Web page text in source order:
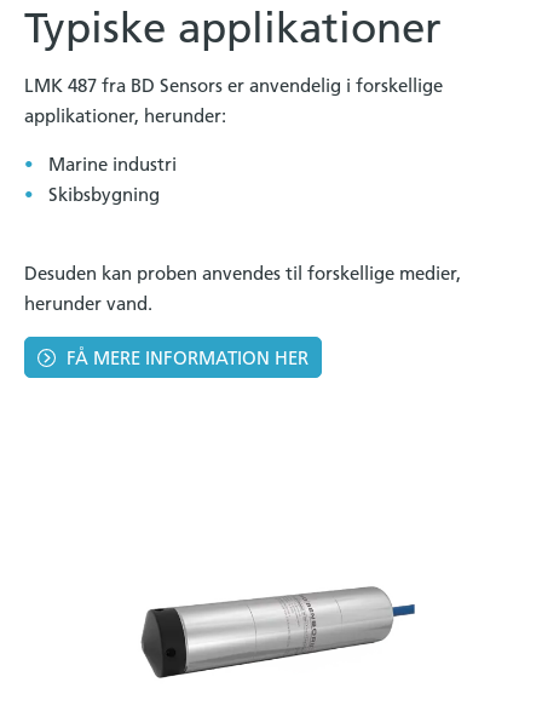
Typiske applikationer
LMK 487 fra BD Sensors er anvendelig i forskellige
applikationer, herunder:
Marine industri
Skibsbygning
Desuden kan proben anvendes til forskellige medier,
herunder vand.
FÅ MERE INFORMATION HER